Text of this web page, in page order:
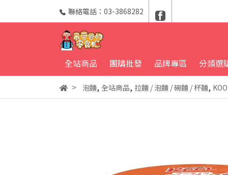
聯絡電話：03-3868282
全站商品 團購批發 品牌專區 分類選
泡麵, 全站商品, 拉麵 / 泡麵 / 碗麵 / 杯麵,